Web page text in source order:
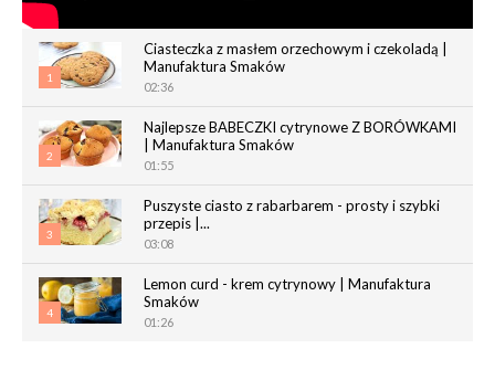
1
Ciasteczka z masłem orzechowym i czekoladą |
Manufaktura Smaków
02:36
2
Najlepsze BABECZKI cytrynowe Z BORÓWKAMI
| Manufaktura Smaków
01:55
3
Puszyste ciasto z rabarbarem - prosty i szybki
przepis |...
03:08
4
Lemon curd - krem cytrynowy | Manufaktura
Smaków
01:26